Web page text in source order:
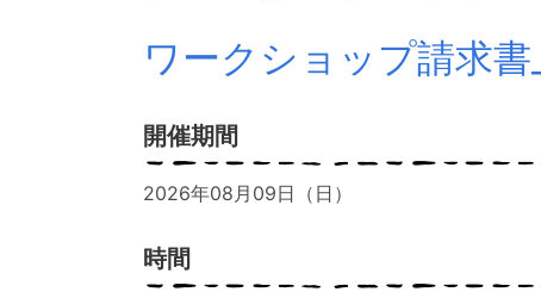
ワークショップ請求書
開催期間
2026年08月09日（日）
時間